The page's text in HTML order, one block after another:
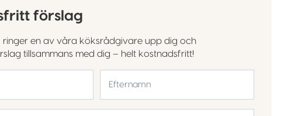
förslag
ringer en av våra köksrådgivare upp dig och
tillsammans med dig – helt kostnadsfritt!
Efternamn